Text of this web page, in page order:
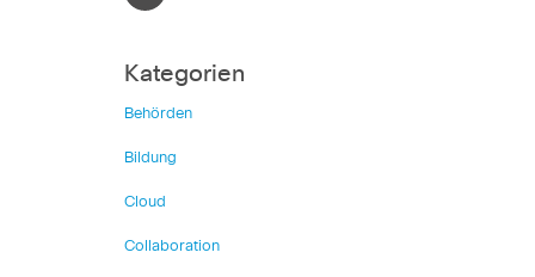
Kategorien
Behörden
Bildung
Cloud
Collaboration